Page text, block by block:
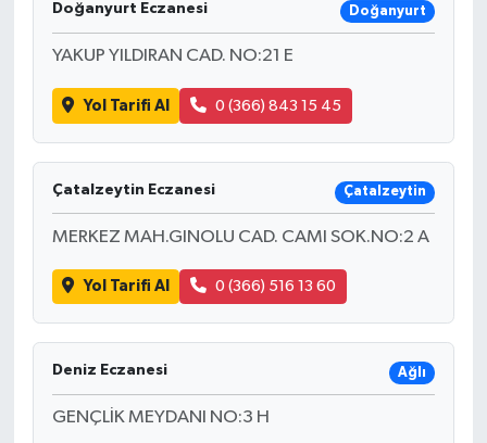
Doğanyurt Eczanesi Doğanyurt
YAKUP YILDIRAN CAD. NO:21 E
Yol Tarifi Al 0 (366) 843 15 45
Çatalzeytin Eczanesi Çatalzeytin
MERKEZ MAH.GINOLU CAD. CAMI SOK.NO:2 A
Yol Tarifi Al 0 (366) 516 13 60
Deniz Eczanesi Ağlı
GENÇLİK MEYDANI NO:3 H